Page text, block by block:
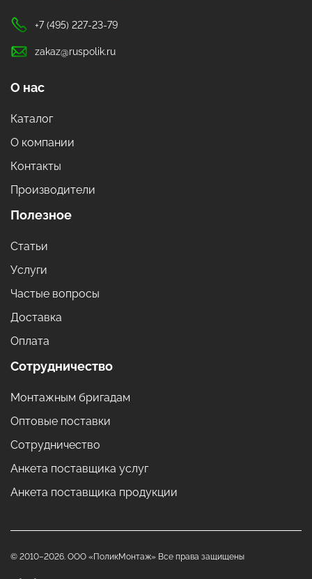
+7 (495) 227-23-79
zakaz@ruspolik.ru
О нас
Каталог
О компании
Контакты
Производители
Полезное
Статьи
Услуги
Частые вопросы
Доставка
Оплата
Сотрудничество
Монтажным бригадам
Оптовые поставки
Сотрудничество
Анкета поставщика услуг
Анкета поставщика продукции
© 2010–2026. ООО «ПоликМонтаж» Все права защищены